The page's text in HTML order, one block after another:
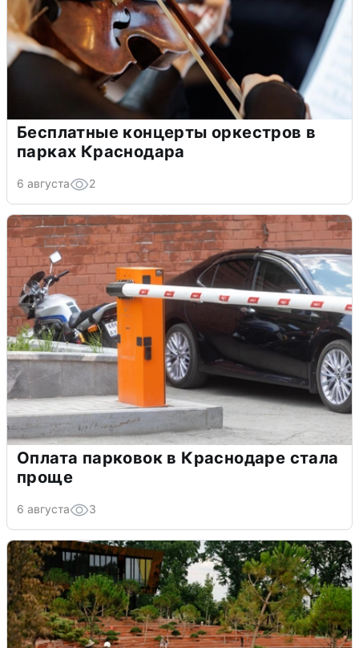
Бесплатные концерты оркестров в
парках Краснодара
6 августа 2
Оплата парковок в Краснодаре стала
проще
6 августа 3